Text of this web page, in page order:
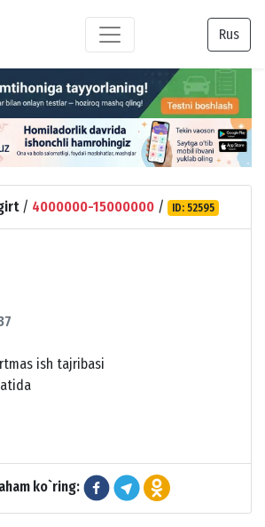
Rus
/ 4000000-15000000 / ID: 52595
ish tajribasi
ko`ring: